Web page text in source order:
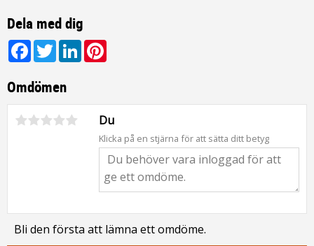
Dela med dig
Facebook
TwitterLinkedIn
Omdömen
Du
Klicka på en stjärna för att sätta ditt betyg
Bli den första att lämna ett omdöme.